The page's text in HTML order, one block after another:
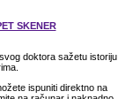
SKENER
doktora sažetu istoriju
ispuniti direktno na